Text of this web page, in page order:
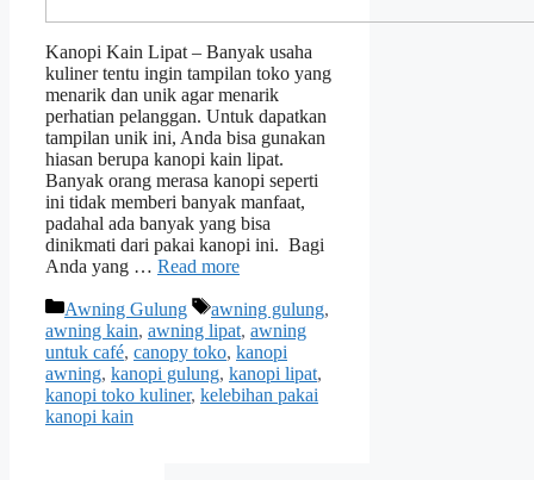
Kanopi Kain Lipat – Banyak usaha
kuliner tentu ingin tampilan toko yang
menarik dan unik agar menarik
perhatian pelanggan. Untuk dapatkan
tampilan unik ini, Anda bisa gunakan
hiasan berupa kanopi kain lipat.
Banyak orang merasa kanopi seperti
ini tidak memberi banyak manfaat,
padahal ada banyak yang bisa
dinikmati dari pakai kanopi ini. Bagi
Anda yang … Read more
Categories
Awning Gulung Tags
awning gulung,
awning kain, awning lipat, awning
untuk café, canopy toko, kanopi
awning, kanopi gulung, kanopi lipat,
kanopi toko kuliner, kelebihan pakai
kanopi kain